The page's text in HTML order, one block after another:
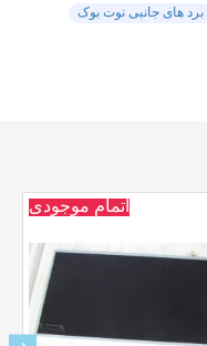
برد های جانبی نوت بوک
اتمام موجودی